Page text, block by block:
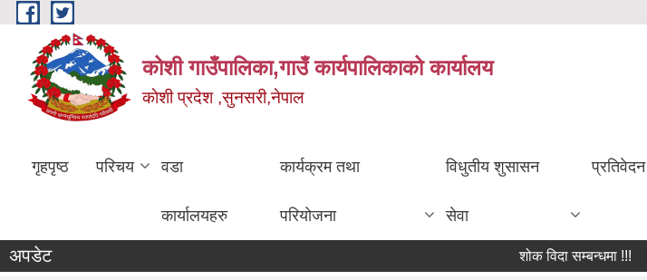
Skip to main content
कोशी गाउँपालिका,गाउँ कार्यपालिकाको कार्यालय
काेशी प्रदेश ,सुनसरी,नेपाल
गृहपृष्ठ परिचय वडा
कार्यालयहरु
कार्यक्रम तथा
परियोजना
विधुतीय शुसासन
सेवा
प्रतिवेदन
अपडेट शोक विदा सम्बन्धमा !!!